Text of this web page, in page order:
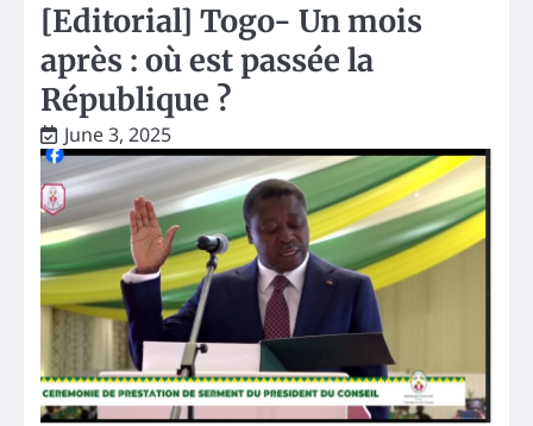
[Editorial] Togo- Un mois
après : où est passée la
République ?
June 3, 2025